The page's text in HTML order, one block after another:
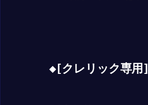
◆[クレリック専用